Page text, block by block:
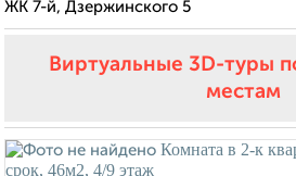
ЖК 7-й, Дзержинского 5
Виртуальные 3D-туры
местам